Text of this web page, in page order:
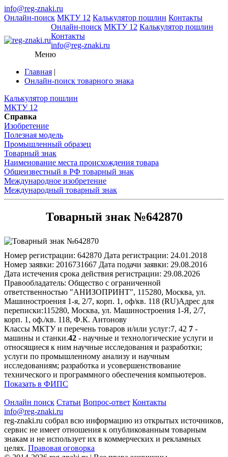
info@reg-znaki.ru
Онлайн-поиск МКТУ 12 Калькулятор пошлин Контакты
Онлайн-поиск МКТУ 12 Калькулятор пошлин
Контакты
info@reg-znaki.ru
Меню
Главная |
Онлайн-поиск товарного знака
Калькулятор пошлин
МКТУ 12
Справка
Изобретение
Полезная модель
Промышленный образец
Товарный знак
Наименование места происхождения товара
Общеизвестный в РФ товарный знак
Международное изобретение
Международный товарный знак
Товарный знак №642870
Номер регистрации: 642870 Дата регистрации: 24.01.2018
Номер заявки: 2016731667 Дата подачи заявки: 29.08.2016
Дата истечения срока действия регистрации: 29.08.2026
Правообладатель: Общество с ограниченной
ответственностью "АНИЗОПРИНТ", 115280, Москва, ул.
Машиностроения 1-я, 2/7, корп. 1, оф/кв. 118 (RU)Адрес для
переписки:115280, Москва, ул. Машиностроения 1-Я, 2/7,
корп. 1, оф./кв. 118, Ф.К. Антонову
Классы МКТУ и перечень товаров и/или услуг:7, 42 7 -
машины и станки.42 - научные и технологические услуги и
относящиеся к ним научные исследования и разработки;
услуги по промышленному анализу и научным
исследованиям; разработка и усовершенствование
технического и программного обеспечения компьютеров.
Показать в ФИПС
Онлайн поиск Статьи Вопрос-ответ Контакты
info@reg-znaki.ru
reg-znaki.ru собрал всю информацию из открытых источников,
сервис не имеет отношения к опубликованным товарным
знакам и не использует их в коммерческих и рекламных
целях. Правовая оговорка